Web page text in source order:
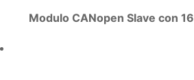
Modulo CANopen Slave con